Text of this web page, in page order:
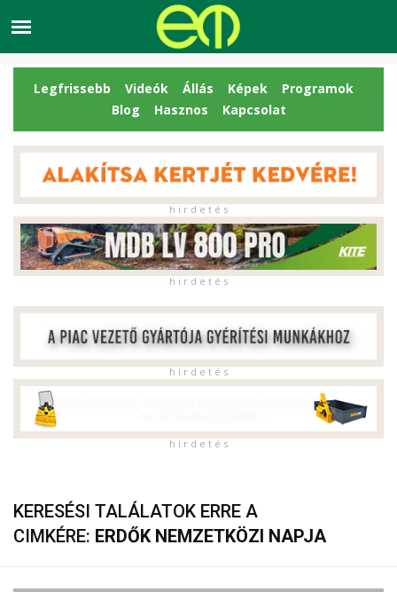
Legfrissebb Videók Állás Képek
Programok
Blog
Hasznos Kapcsolat
h i r d e t é s
h i r d e t é s
h i r d e t é s
h i r d e t é s
KERESÉSI TALÁLATOK ERRE A
CIMKÉRE: ERDŐK NEMZETKÖZI NAPJA